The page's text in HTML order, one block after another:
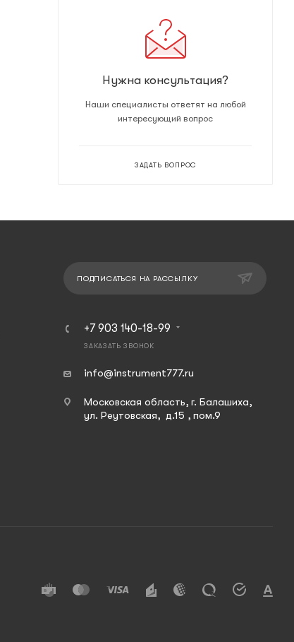
Нужна консультация?
Наши специалисты ответят на любой
интересующий вопрос
ЗАДАТЬ ВОПРОС
ПОДПИСАТЬСЯ НА РАССЫЛКУ
+7 903 140-18-99
ЗАКАЗАТЬ ЗВОНОК
info@instrument777.ru
Московская область, г. Балашиха,
ул. Реутовская, д.15 , пом.9